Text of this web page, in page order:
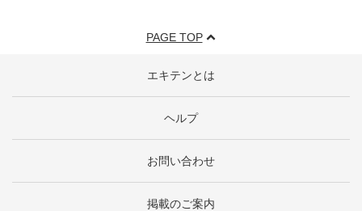
PAGE TOP
エキテンとは
ヘルプ
お問い合わせ
掲載のご案内